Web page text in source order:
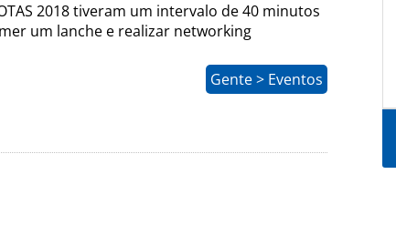
2018 tiveram um intervalo de 40 minutos
um lanche e realizar networking
Gente > Eventos